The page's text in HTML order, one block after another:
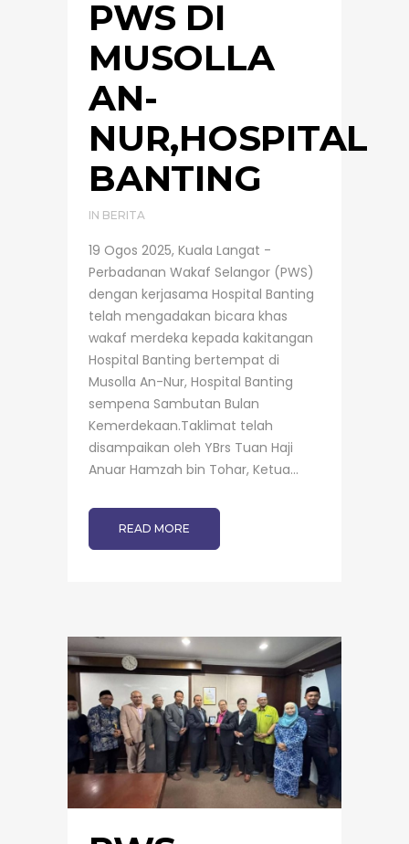
PWS DI
MUSOLLA
AN-
NUR,HOSPITAL
BANTING
IN BERITA
19 Ogos 2025, Kuala Langat -
Perbadanan Wakaf Selangor (PWS)
dengan kerjasama Hospital Banting
telah mengadakan bicara khas
wakaf merdeka kepada kakitangan
Hospital Banting bertempat di
Musolla An-Nur, Hospital Banting
sempena Sambutan Bulan
Kemerdekaan.Taklimat telah
disampaikan oleh YBrs Tuan Haji
Anuar Hamzah bin Tohar, Ketua...
READ MORE